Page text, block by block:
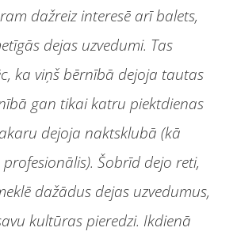
dažreiz interesē arī balets,
dejas uzvedumi. Tas
ka viņš bērnībā dejoja tautas
gan tikai katru piektdienas
dejoja naktsklubā (kā
Šobrīd dejo reti,
dažādus dejas uzvedumus,
kultūras pieredzi. Ikdienā